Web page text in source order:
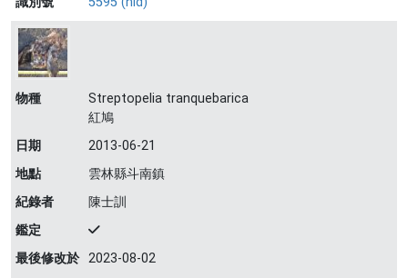
物種
Streptopelia tranquebarica
紅鳩
日期
2013-06-21
地點
雲林縣斗南鎮
紀錄者
陳士訓
鑑定
最後修改於 2023-08-02